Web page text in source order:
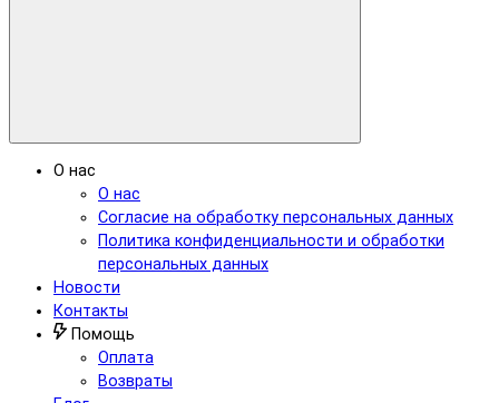
О нас
О нас
Согласие на обработку персональных данных
Политика конфиденциальности и обработки
персональных данных
Новости
Контакты
Помощь
Оплата
Возвраты